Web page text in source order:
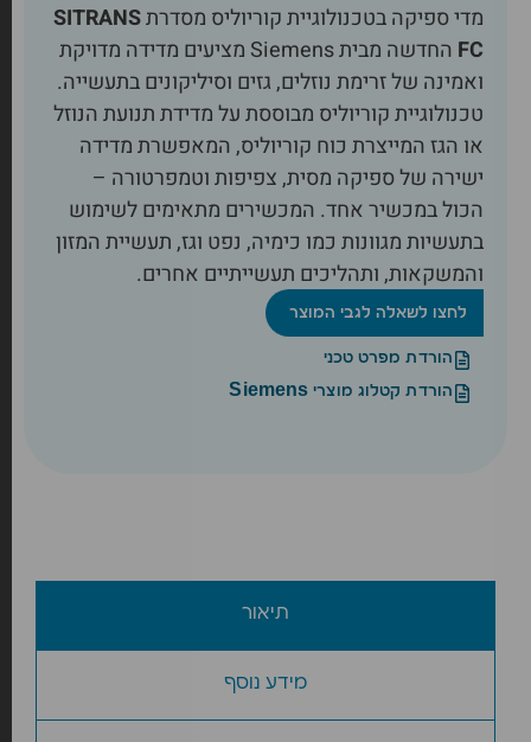
מדי ספיקה בטכנולוגיית קוריוליס מסדרתSITRANS
FC
החדשה מבית Siemens מציעים מדידה מדויקת
ואמינה של זרימת נוזלים, גזים וסיליקונים בתעשייה.
טכנולוגיית קוריוליס מבוססת על מדידת תנועת הנוזל
או הגז המייצרת כוח קוריוליס, המאפשרת מדידה
ישירה של ספיקה מסית, צפיפות וטמפרטורה –
הכול במכשיר אחד. המכשירים מתאימים לשימוש
בתעשיות מגוונות כמו כימיה, נפט וגז, תעשיית המזון
והמשקאות, ותהליכים תעשייתיים אחרים.
לחצו לשאלה לגבי המוצר
הורדת מפרט טכני
הורדת קטלוג מוצרי Siemens
תיאור
מידע נוסף